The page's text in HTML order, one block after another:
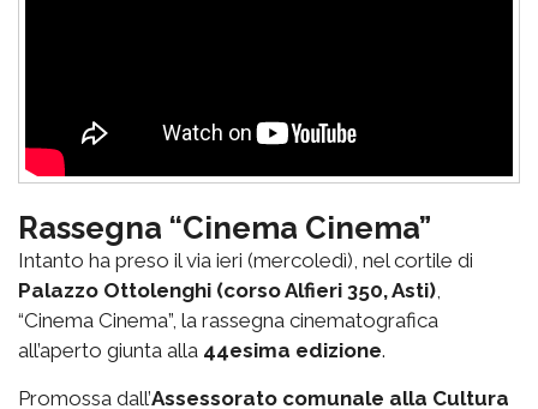
Rassegna “Cinema Cinema”
Intanto ha preso il via ieri (mercoledì), nel cortile di
Palazzo Ottolenghi (corso Alfieri 350, Asti),
“Cinema Cinema”, la rassegna cinematografica
all’aperto giunta alla 44esima edizione.
Promossa dall’Assessorato comunale alla Cultura